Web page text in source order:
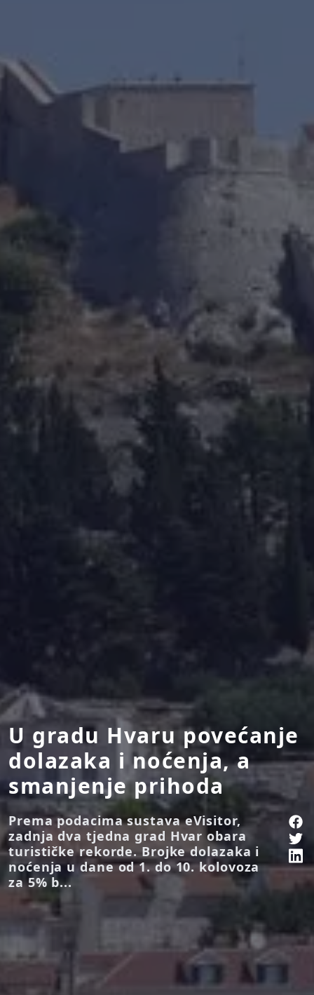
U gradu Hvaru povećanje
dolazaka i noćenja, a
smanjenje prihoda
Prema podacima sustava eVisitor,
zadnja dva tjedna grad Hvar obara
turističke rekorde. Brojke dolazaka i
noćenja u dane od 1. do 10. kolovoza
za 5% b...